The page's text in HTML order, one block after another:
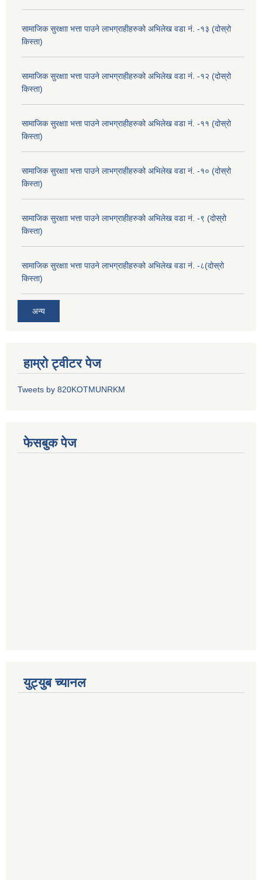
सामाजिक सुरक्षाा भत्ता पाउने लाभग्राहीहरुको अभिलेख वडा नं. -१३ (दोस्रो
किस्ता)
सामाजिक सुरक्षाा भत्ता पाउने लाभग्राहीहरुको अभिलेख वडा नं. -१२ (दोस्रो
किस्ता)
सामाजिक सुरक्षाा भत्ता पाउने लाभग्राहीहरुको अभिलेख वडा नं. -११ (दोस्रो
किस्ता)
सामाजिक सुरक्षाा भत्ता पाउने लाभग्राहीहरुको अभिलेख वडा नं. -१० (दोस्रो
किस्ता)
सामाजिक सुरक्षाा भत्ता पाउने लाभग्राहीहरुको अभिलेख वडा नं. -९ (दोस्रो
किस्ता)
सामाजिक सुरक्षाा भत्ता पाउने लाभग्राहीहरुको अभिलेख वडा नं. -८(दोस्रो
किस्ता)
अन्य
हाम्रो ट्वीटर पेज
Tweets by 820KOTMUNRKM
फेसबुक पेज
युट्युब च्यानल